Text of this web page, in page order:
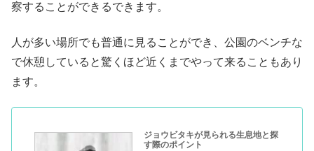
察することができるできます。
人が多い場所でも普通に見ることができ、公園のベンチな
で休憩していると驚くほど近くまでやって来ることもあり
ます。
ジョウビタキが見られる生息地と探
す際のポイント